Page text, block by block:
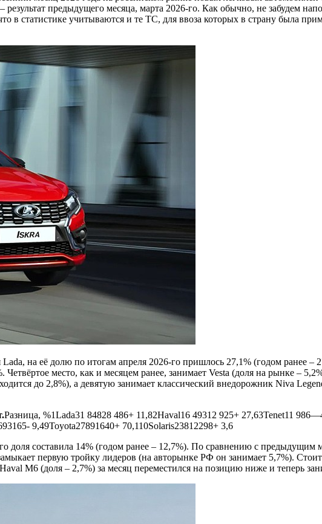
результат предыдущего месяца, марта 2026-го. Как обычно, не забудем
в статистике учитываются и те ТС, для ввоза которых в страну была
на её долю по итогам апреля 2026-го пришлось 27,1% (годом ранее –
место, как и месяцем ранее, занимает Vesta (доля на рынке –
до 2,8%), а девятую занимает классический внедорожник Niva
Разница, %1Lada31 84828 486+ 11,82Haval16 49312 925+ 27,63Tenet11
9,49Toyota27891640+ 70,110Solaris23812298+ 3,6
составила 14% (годом ранее – 12,7%). По сравнению с предыдущим
первую тройку лидеров (на авторынке РФ он занимает 5,7%).
M6 (доля – 2,7%) за месяц переместился на позицию ниже и теперь